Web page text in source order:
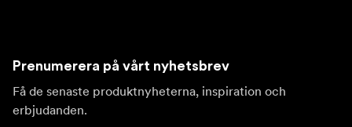
Prenumerera på vårt nyhetsbrev
Få de senaste produktnyheterna, inspiration och
erbjudanden.